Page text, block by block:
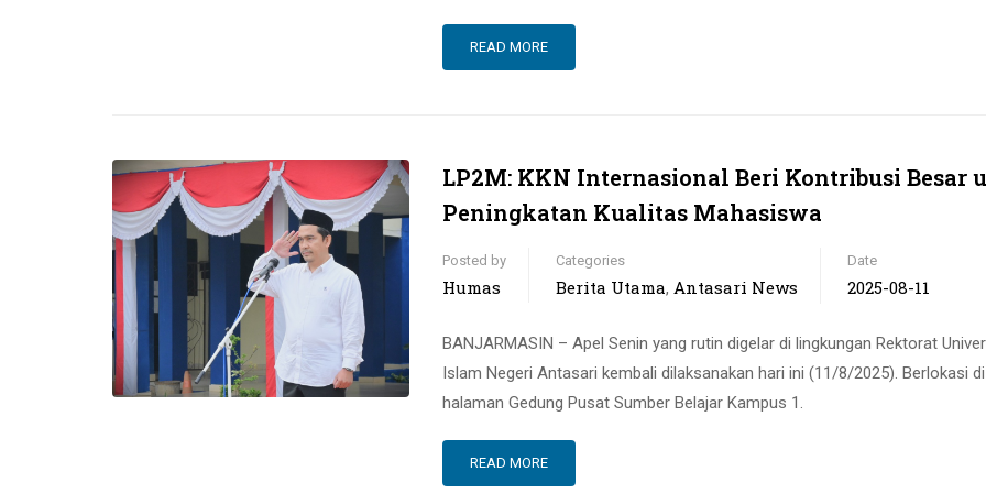
READ MORE
LP2M: KKN Internasional Beri Kontribusi Besar
Peningkatan Kualitas Mahasiswa
Posted by
Humas
Categories
Berita Utama, Antasari News
Date
2025-08-11
BANJARMASIN – Apel Senin yang rutin digelar di lingkungan Rektorat
Islam Negeri Antasari kembali dilaksanakan hari ini (11/8/2025). Berlokasi di
halaman Gedung Pusat Sumber Belajar Kampus 1.
READ MORE